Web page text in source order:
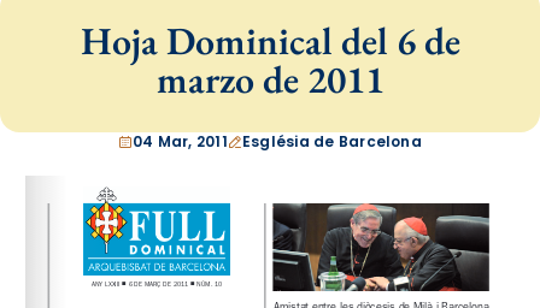
Hoja Dominical del 6 de
marzo de 2011
04 Mar, 2011 Església de Barcelona